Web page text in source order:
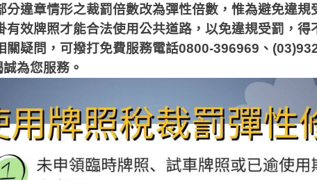
分違章情形之裁罰倍數改為彈性倍數，惟為避免違規
有效牌照才能合法使用公共道路，以免違規受罰，得
關疑問，可撥打免費服務電話0800-396969 、
為您服務。